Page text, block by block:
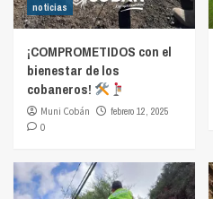
noticias
¡COMPROMETIDOS con el
bienestar de los
cobaneros!
Muni Cobán
febrero 12, 2025
0